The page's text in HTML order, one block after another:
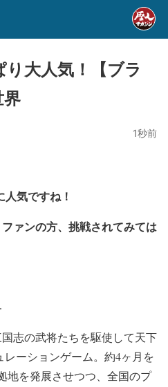
大人気！【ブラ
界
1秒前
気ですね！
ァンの方、挑戦されてみては
国志の武将たちを駆使して天下
ーションゲーム。約4ヶ月を
地を発展させつつ、全国のプ